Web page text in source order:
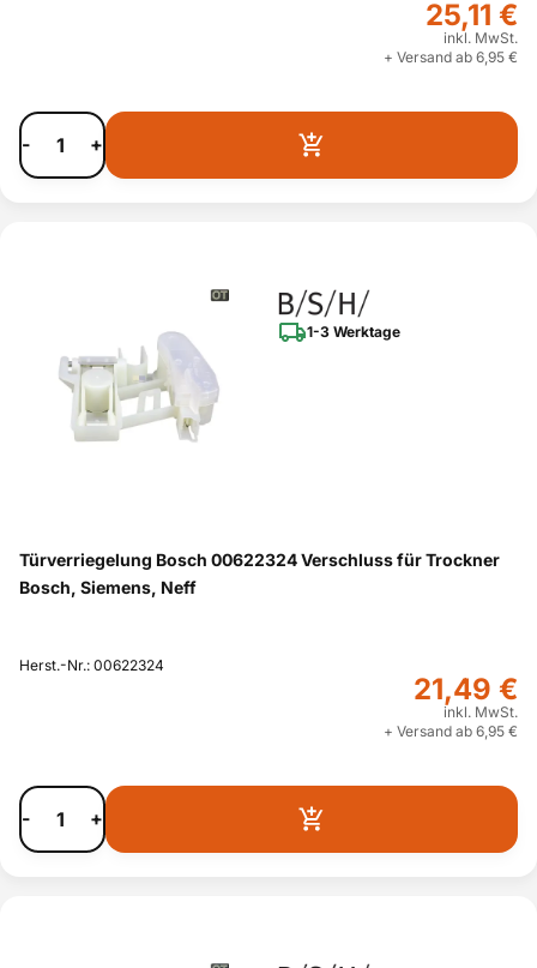
25,11 €
inkl. MwSt.
+ Versand ab 6,95 €
- +
1-3 Werktage
Türverriegelung Bosch 00622324 Verschluss für Trockner
Bosch, Siemens, Neff
Herst.-Nr.: 00622324
21,49 €
inkl. MwSt.
+ Versand ab 6,95 €
- +